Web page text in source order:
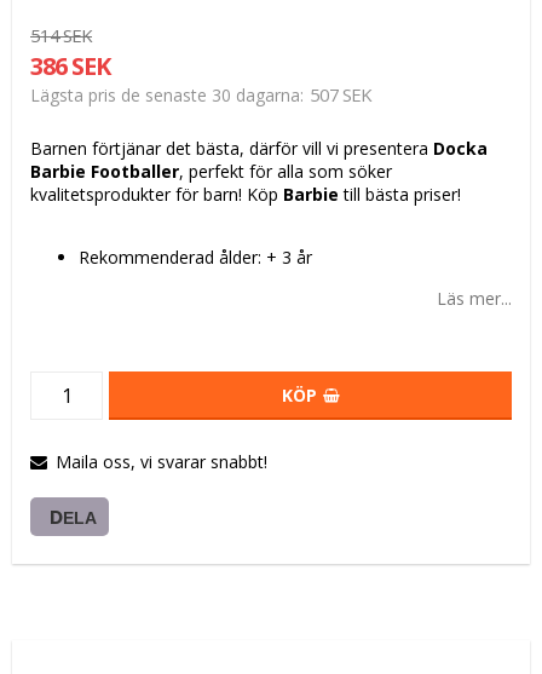
514 SEK
386 SEK
Lägsta pris de senaste 30 dagarna 507 SEK
Barnen förtjänar det bästa, därför vill vi presentera Docka
Barbie Footballer, perfekt för alla som söker
kvalitetsprodukter för barn! Köp Barbie till bästa priser!
Rekommenderad ålder: + 3 år
Läs mer...
KÖP
Maila oss, vi svarar snabbt!
DELA